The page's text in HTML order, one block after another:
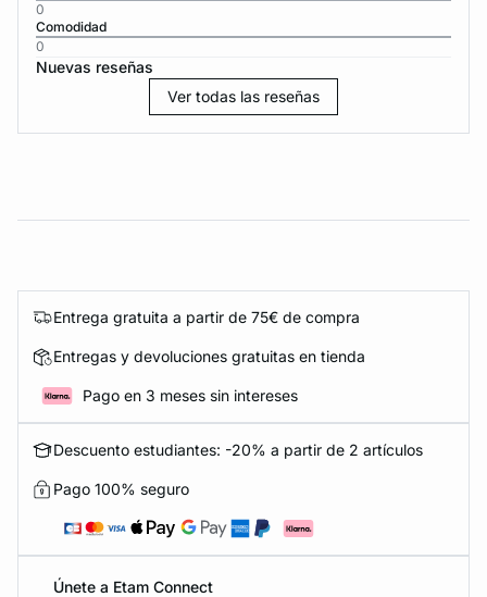
0
Comodidad
0
Nuevas reseñas
Ver todas las reseñas
Entrega gratuita a partir de 75€ de compra
Entregas y devoluciones gratuitas en tienda
Pago en 3 meses sin intereses
Descuento estudiantes: -20% a partir de 2 artículos
Pago 100% seguro
Únete a Etam Connect